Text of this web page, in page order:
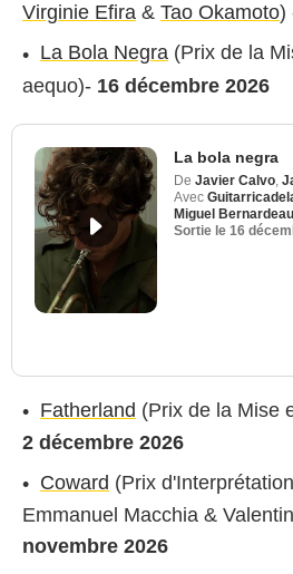
Virginie Efira & Tao Okamoto)
La Bola Negra (Prix de la
aequo)- 16 décembre 2026
La bola negra
De Javier Calvo
Avec
Miguel Bernardeau
Sortie le 16
Fatherland (Prix de la Mise
2 décembre 2026
Coward (Prix
Emmanuel Macchia &
novembre 2026